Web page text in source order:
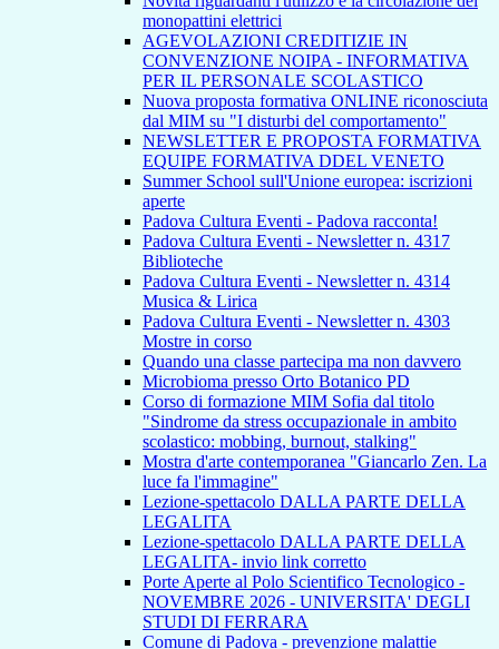
monopattini elettrici
AGEVOLAZIONI CREDITIZIE IN
CONVENZIONE NOIPA - INFORMATIVA
PER IL PERSONALE SCOLASTICO
Nuova proposta formativa ONLINE riconosciuta
dal MIM su "I disturbi del comportamento"
NEWSLETTER E PROPOSTA FORMATIVA
EQUIPE FORMATIVA DDEL VENETO
Summer School sull'Unione europea: iscrizioni
aperte
Padova Cultura Eventi - Padova racconta!
Padova Cultura Eventi - Newsletter n. 4317
Biblioteche
Padova Cultura Eventi - Newsletter n. 4314
Musica & Lirica
Padova Cultura Eventi - Newsletter n. 4303
Mostre in corso
Quando una classe partecipa ma non davvero
Microbioma presso Orto Botanico PD
Corso di formazione MIM Sofia dal titolo
"Sindrome da stress occupazionale in ambito
scolastico: mobbing, burnout, stalking"
Mostra d'arte contemporanea "Giancarlo Zen. La
luce fa l'immagine"
Lezione-spettacolo DALLA PARTE DELLA
LEGALITA
Lezione-spettacolo DALLA PARTE DELLA
LEGALITA- invio link corretto
Porte Aperte al Polo Scientifico Tecnologico -
NOVEMBRE 2026 - UNIVERSITA' DEGLI
STUDI DI FERRARA
Comune di Padova - prevenzione malattie